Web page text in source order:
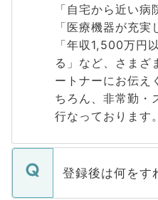
「自宅から近い病
「医療機器が充実
「年収1,500万円
る」など、さまざ
ートナーにお伝え
ちろん、非常勤・
行なっております。
登録後は何をす